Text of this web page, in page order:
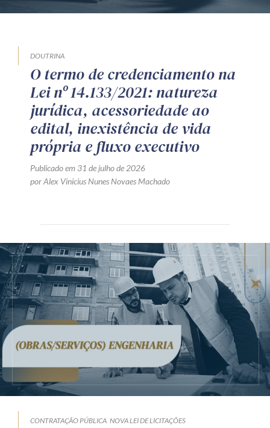
DOUTRINA
O termo de credenciamento na
Lei nº 14.133/2021: natureza
jurídica, acessoriedade ao
edital, inexistência de vida
própria e fluxo executivo
Publicado em 31 de julho de 2026
por Alex Vinicius Nunes Novaes Machado
CONTRATAÇÃO PÚBLICA NOVA LEI DE LICITAÇÕES